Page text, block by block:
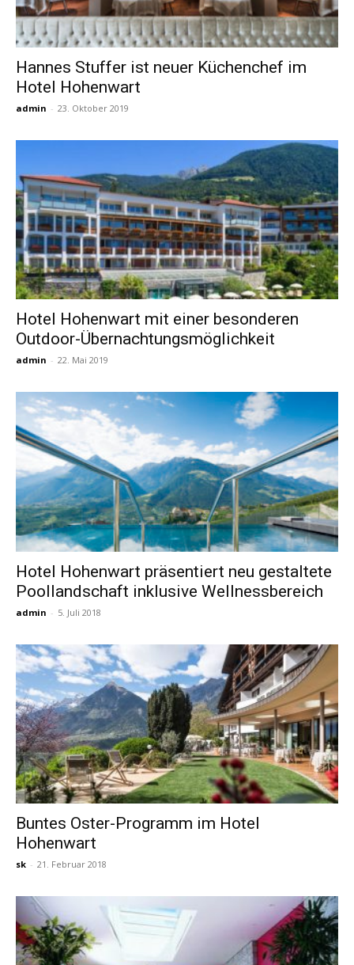
Hannes Stuffer ist neuer Küchenchef im
Hotel Hohenwart
admin - 23. Oktober 2019
Hotel Hohenwart mit einer besonderen
Outdoor-Übernachtungsmöglichkeit
admin - 22. Mai 2019
Hotel Hohenwart präsentiert neu gestaltete
Poollandschaft inklusive Wellnessbereich
admin - 5. Juli 2018
Buntes Oster-Programm im Hotel
Hohenwart
sk - 21. Februar 2018